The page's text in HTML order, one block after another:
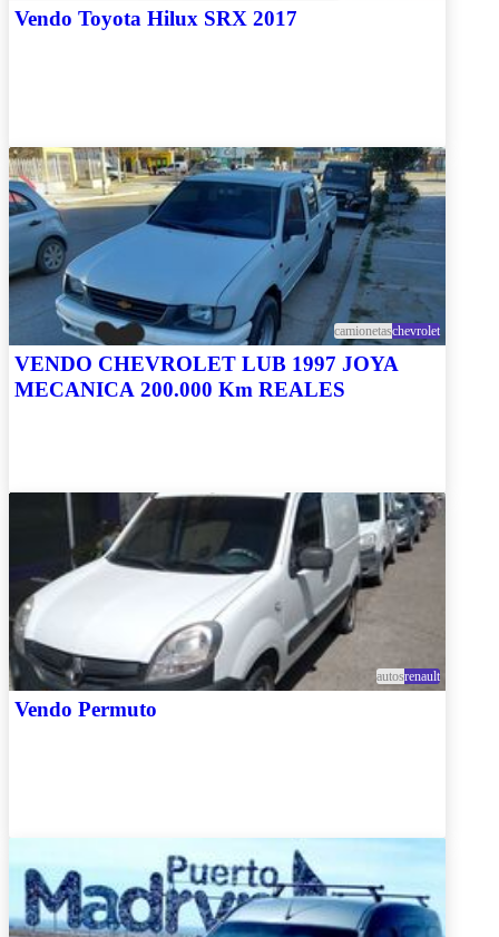
Vendo Toyota Hilux SRX 2017
camionetaschevrolet
VENDO CHEVROLET LUB 1997 JOYA
MECANICA 200.000 Km REALES
autosrenault
Vendo Permuto